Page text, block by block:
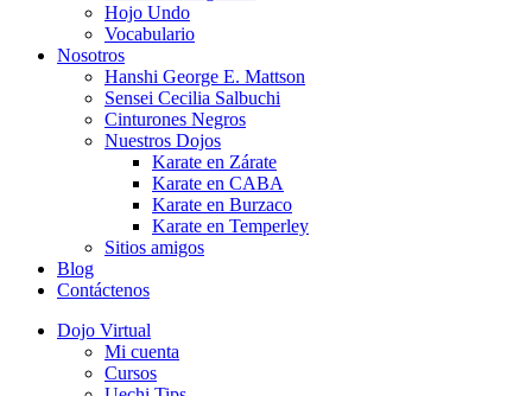
Hojo Undo
Vocabulario
Nosotros
Hanshi George E. Mattson
Sensei Cecilia Salbuchi
Cinturones Negros
Nuestros Dojos
Karate en Zárate
Karate en CABA
Karate en Burzaco
Karate en Temperley
Sitios amigos
Blog
Contáctenos
Dojo Virtual
Mi cuenta
Cursos